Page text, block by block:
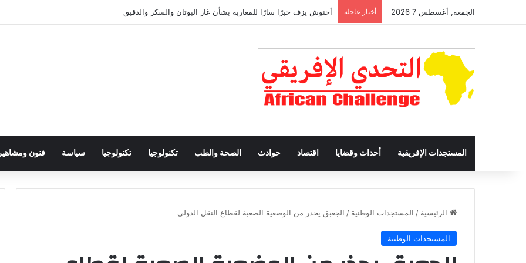
الجمعة, أغسطس 7 2026 أخبار عاجلة أخنوش يزف خبرًا سارًا للمغاربة بشأن غاز البوتان والسكر والدقيق
المستجدات الإفريقية أحداث وقضايا اقتصاد حوادث الصحة والطب تكنولوجيا تكنولوجيا سياسة فنون ومشاهير
الرئيسية / المستجدات الوطنية / الجعبق يحذر من الوضعية الصعبة لقطاع النقل الدولي
المستجدات الوطنية